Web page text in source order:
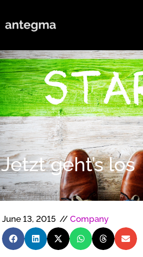
Jetzt geht’s los
June 13, 2015 // Company